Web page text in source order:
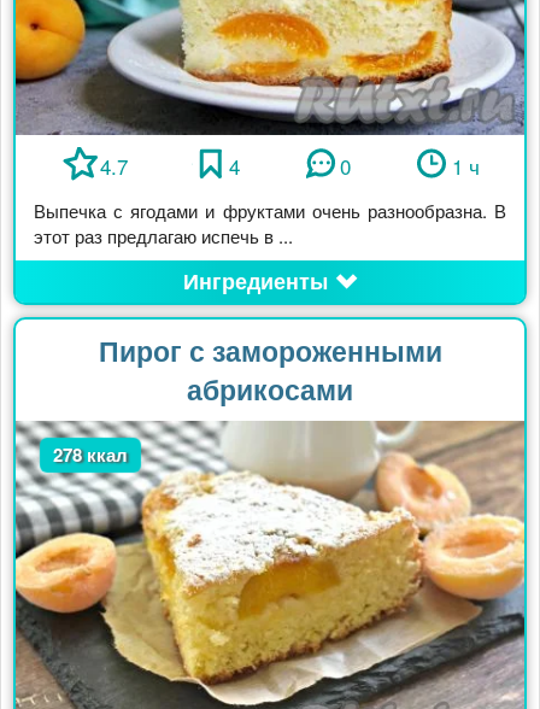
4.7 4 0 1 ч
Выпечка с ягодами и фруктами очень разнообразна. В
этот раз предлагаю испечь в ...
Ингредиенты
Пирог с замороженными
абрикосами
278 ккал